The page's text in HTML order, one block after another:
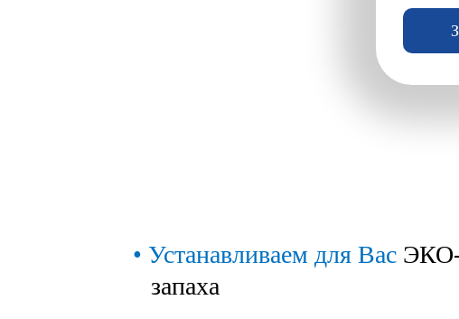
Устанавливаем для Вас ЭКО-
запаха